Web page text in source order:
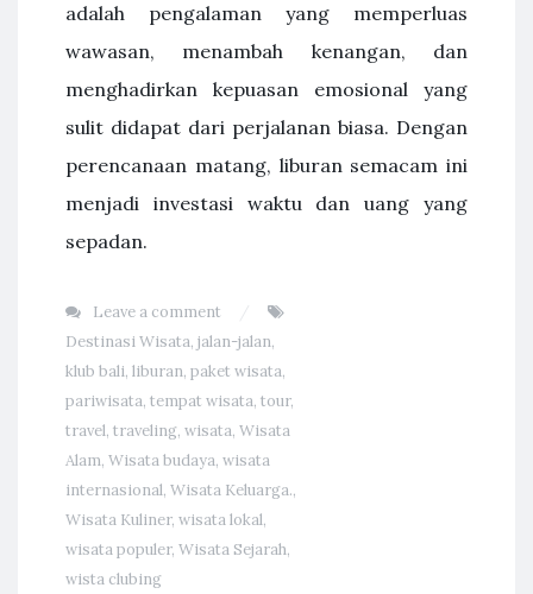
adalah pengalaman yang memperluas
wawasan, menambah kenangan, dan
menghadirkan kepuasan emosional yang
sulit didapat dari perjalanan biasa. Dengan
perencanaan matang, liburan semacam ini
menjadi investasi waktu dan uang yang
sepadan.
Leave a comment
Destinasi Wisata, jalan-jalan,
klub bali, liburan, paket wisata,
pariwisata, tempat wisata, tour,
travel, traveling, wisata, Wisata
Alam, Wisata budaya, wisata
internasional, Wisata Keluarga.,
Wisata Kuliner, wisata lokal,
wisata populer, Wisata Sejarah,
wista clubing